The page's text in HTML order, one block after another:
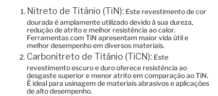
Nitreto de Titânio (TiN): Este revestimento de cor
dourada é amplamente utilizado devido à sua dureza,
redução de atrito e melhor resistência ao calor.
Ferramentas com TiN apresentam maior vida útil e
melhor desempenho em diversos materiais.
Carbonitreto de Titânio (TiCN): Este
revestimento escuro e duro oferece resistência ao
desgaste superior e menor atrito em comparação ao TiN.
É ideal para usinagem de materiais abrasivos e aplicações
de alto desempenho.